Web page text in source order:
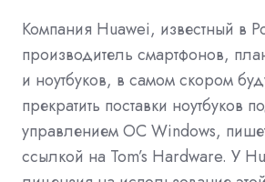
Компания Huawei, известный в
производитель смартфонов,
и ноутбуков, в самом скором
прекратить поставки ноутбуков
управлениемОСWindows,
ссылкой на Tom’s Hardware. У